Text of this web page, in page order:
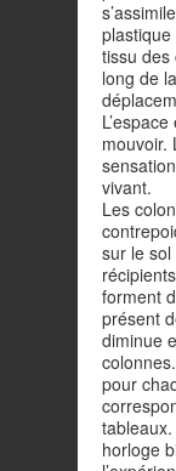
tissu des
long de
mouvoir.
vivant.
Les
sur le sol
forment
présent
diminue
pour
horloge